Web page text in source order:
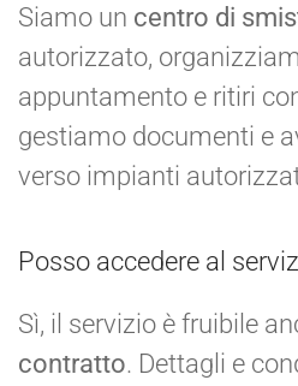
Siamo un centro di
autorizzato,
appuntamento e ritiri
gestiamo documenti e
verso impianti
Posso accedere al
Sì, il servizio è fruibile
contratto. Dettagli e